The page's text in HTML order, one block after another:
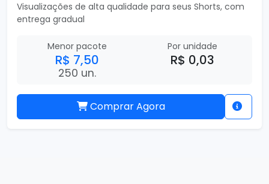
Visualizações de alta qualidade para seus Shorts, com
entrega gradual
Menor pacote
R$ 7,50
250 un.
Por unidade
R$ 0,03
Comprar Agora